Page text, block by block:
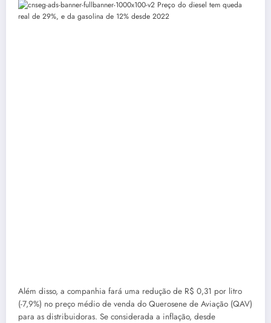
Além disso, a companhia fará uma redução de R$ 0,31 por litro
(-7,9%) no preço médio de venda do Querosene de Aviação (QAV)
para as distribuidoras. Se considerada a inflação, desde